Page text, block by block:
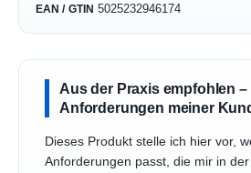
EAN / GTIN 5025232946174
Aus der Praxis empfohlen
Anforderungen meiner
Dieses Produkt stelle ich hier vor,
Anforderungen passt, die mir in